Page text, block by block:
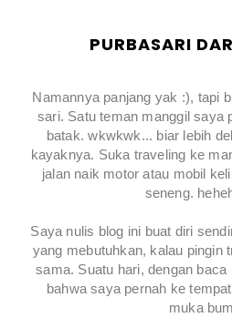
PURBASARI
Namannya panjang yak :), tapi
sari. Satu teman manggil saya
batak. wkwkwk... biar lebih
kayaknya. Suka traveling ke
jalan naik motor atau mobil
seneng.
Saya nulis blog ini buat diri
yang mebutuhkan, kalau pingin
sama. Suatu hari, dengan
bahwa saya pernah ke
muka